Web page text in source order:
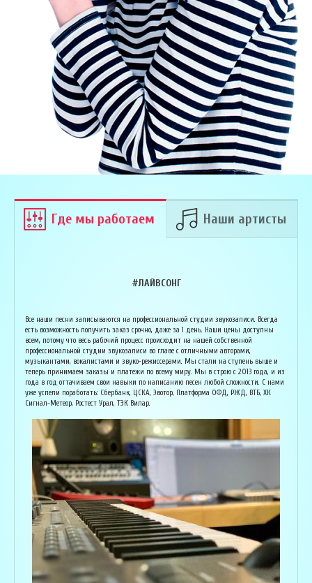
Где мы работаем Наши артисты
#ЛАЙВСОНГ
Все наши песни записываются на профессиональной студии звукозаписи. Всегда
есть возможность получить заказ срочно, даже за 1 день. Наши цены доступны
всем, потому что весь рабочий процесс происходит на нашей собственной
профессиональной студии звукозаписи во главе с отличными авторами,
музыкантами, вокалистами и звуко-режиссерами. Мы стали на ступень выше и
теперь принимаем заказы и платежи по всему миру. Мы в строю с 2013 года, и из
года в год оттачиваем свои навыки по написанию песен любой сложности. С нами
уже успели поработать: Сбербанк, ЦСКА, Эвотор, Платформа ОФД, РЖД, ВТБ, ХК
Сигнал-Метеор, Ростест Урал, ТЭК Вилар.
Армен Алавердян
Основатель организации "Лайвсонг". С детства занимается музыкой, пишет
аранжировки, делает сведение и мастеринг на профессиональном уровне.
Может сделать коммерческий звук даже по записи с диктофона :) Состоит в
дуэте "Ag Jan", и выступает на концертах по всей России. Снимает клипы
вместе со своими музыкантами, и они собирают более 1 млн. просмотров на
ютубе! В основном пишет песни о любви, семье и ценностях жизни. Армен
сделает из вашей истории настоящую конфетку, обращайтесь!
Исполнитель, звукорежиссёр